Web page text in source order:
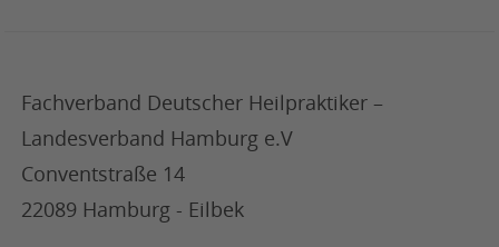
Fachverband Deutscher Heilpraktiker –
Landesverband Hamburg e.V
Conventstraße 14
22089 Hamburg - Eilbek